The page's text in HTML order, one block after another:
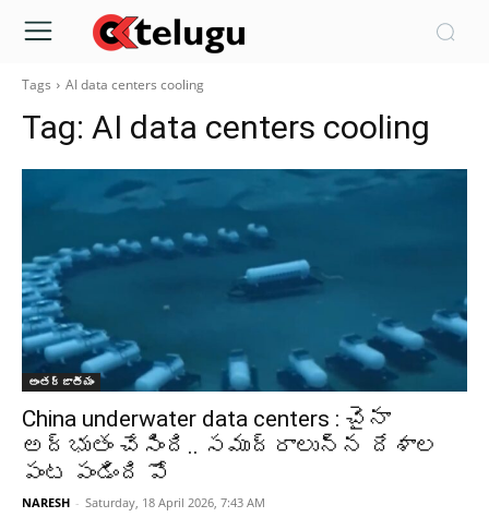
Tags AI data centers cooling
Tag: AI data centers cooling
అంతర్జాతీయం
China underwater data centers : చైనా
అద్భుతం చేసింది.. సముద్రాలున్న దేశాల
పంట పండింది పో
NARESH - Saturday, 18 April 2026, 7:43 AM